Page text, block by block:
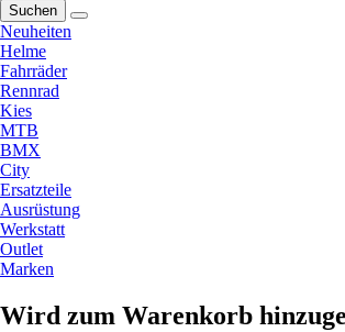
Suchen
Neuheiten
Helme
Fahrräder
Rennrad
Kies
MTB
BMX
City
Ersatzteile
Ausrüstung
Werkstatt
Outlet
Marken
Wird zum Warenkorb